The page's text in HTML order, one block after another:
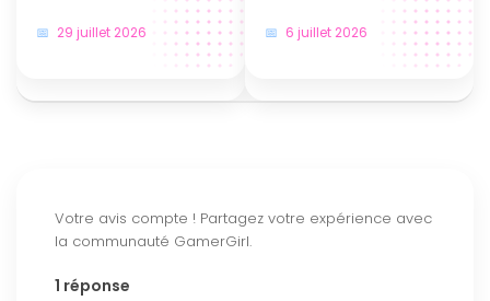
29 juillet 2026 6 juillet 2026
1 réponse